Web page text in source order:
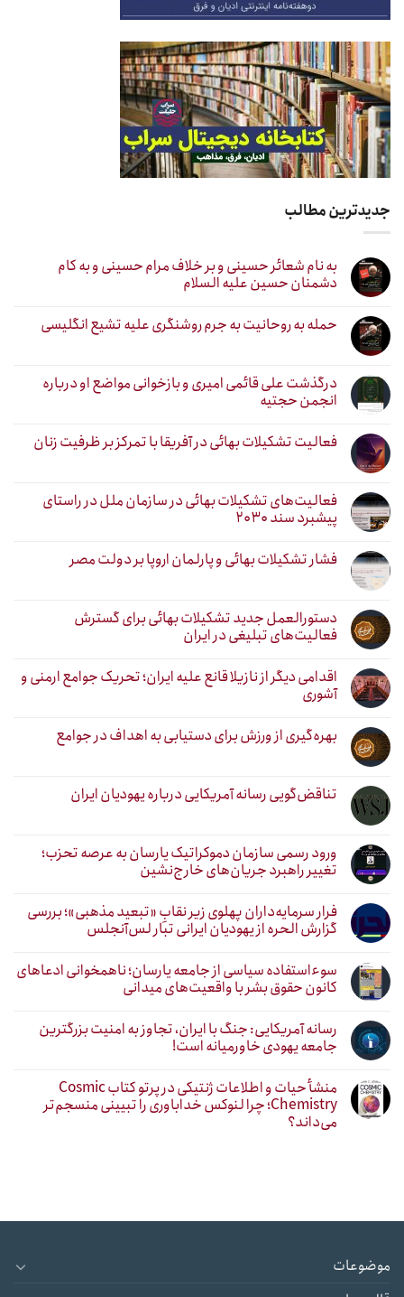
جدیدترین مطالب
به نام شعائر حسینی و بر خلاف مرام حسینی و به کام
دشمنان حسین علیه السلام
حمله به روحانیت به جرم روشنگری علیه تشیع انگلیسی
درگذشت علی قائمی امیری و بازخوانی مواضع او درباره
انجمن حجتیه
فعالیت تشکیلات بهائی در آفریقا با تمرکز بر ظرفیت زنان
فعالیت‌های تشکیلات بهائی در سازمان ملل در راستای
پیشبرد سند ۲۰۳۰
فشار تشکیلات بهائی و پارلمان اروپا بر دولت مصر
دستورالعمل جدید تشکیلات بهائی برای گسترش
فعالیت‌های تبلیغی در ایران
اقدامی دیگر از نازیلا قانع علیه ایران؛ تحریک جوامع ارمنی و
آشوری
بهره‌گیری از ورزش برای دستیابی به اهداف در جوامع
تناقض‌گویی رسانه آمریکایی درباره یهودیان ایران
ورود رسمی سازمان دموکراتیک یارسان به عرصه تحزب؛
تغییر راهبرد جریان‌های خارج‌نشین
فرار سرمایه‌داران پهلوی زیر نقابِ «تبعید مذهبی»؛ بررسی
گزارش الحره از یهودیان ایرانی تبار لس‌آنجلس
سوءاستفاده سیاسی از جامعه یارسان؛ ناهمخوانی ادعاهای
کانون حقوق بشر با واقعیت‌های میدانی
رسانه آمریکایی: جنگ با ایران، تجاوز به امنیت بزرگترین
جامعه یهودی خاورمیانه است!
منشأ حیات و اطلاعات ژنتیکی در پرتو کتاب Cosmic
Chemistry؛ چرا لنوکس خداباوری را تبیینی منسجم‌تر
می‌داند؟
موضوعات